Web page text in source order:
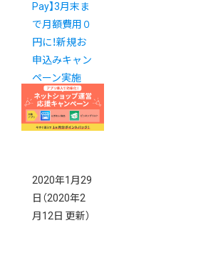
Pay】3月末ま
で月額費用０
円に！新規お
申込みキャン
ペーン実施
中！
2020年1月29
日 （2020年2
月12日 更新）